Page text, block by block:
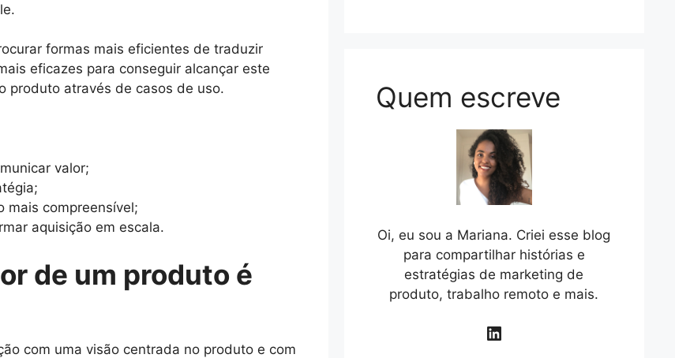
formas mais eficientes de traduzir
eficazes para conseguir alcançar este
produto através de casos de uso.
valor;
mais compreensível;
aquisição em escala.
de um produto é
com uma visão centrada no produto e com
Quem escreve
Oi, eu sou a Mariana. Criei esse blog
para compartilhar histórias e
estratégias de marketing de
produto, trabalho remoto e mais.
LinkedIn